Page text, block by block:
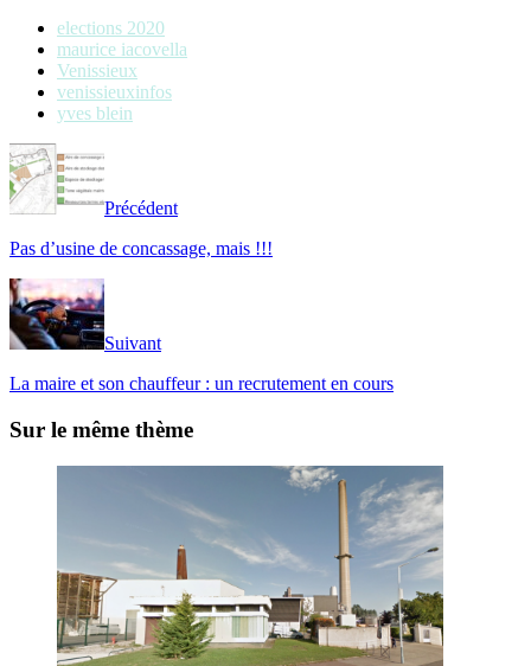
elections 2020
maurice iacovella
Venissieux
venissieuxinfos
yves blein
Précédent
Pas d’usine de concassage, mais !!!
Suivant
La maire et son chauffeur : un recrutement en cours
Sur le même thème